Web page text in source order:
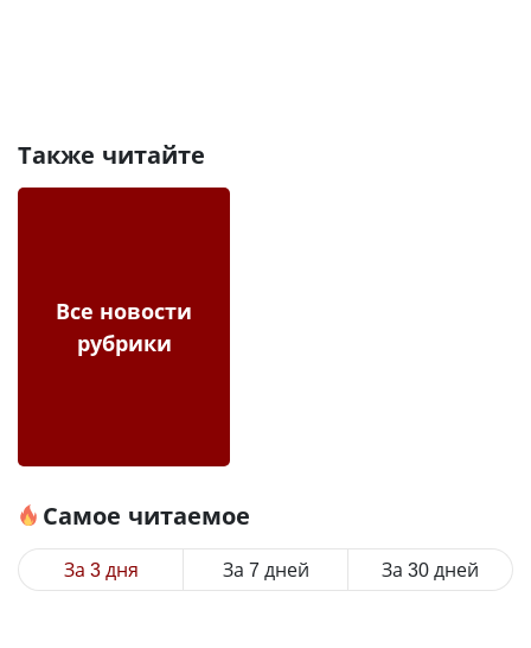
Также читайте
Все новости
рубрики
Самое читаемое
За 3 дня За 7 дней За 30 дней